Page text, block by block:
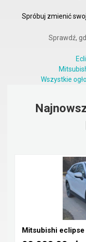
Spróbuj zmienić
Sprawdź,
Wszystkie
Mitsubishi